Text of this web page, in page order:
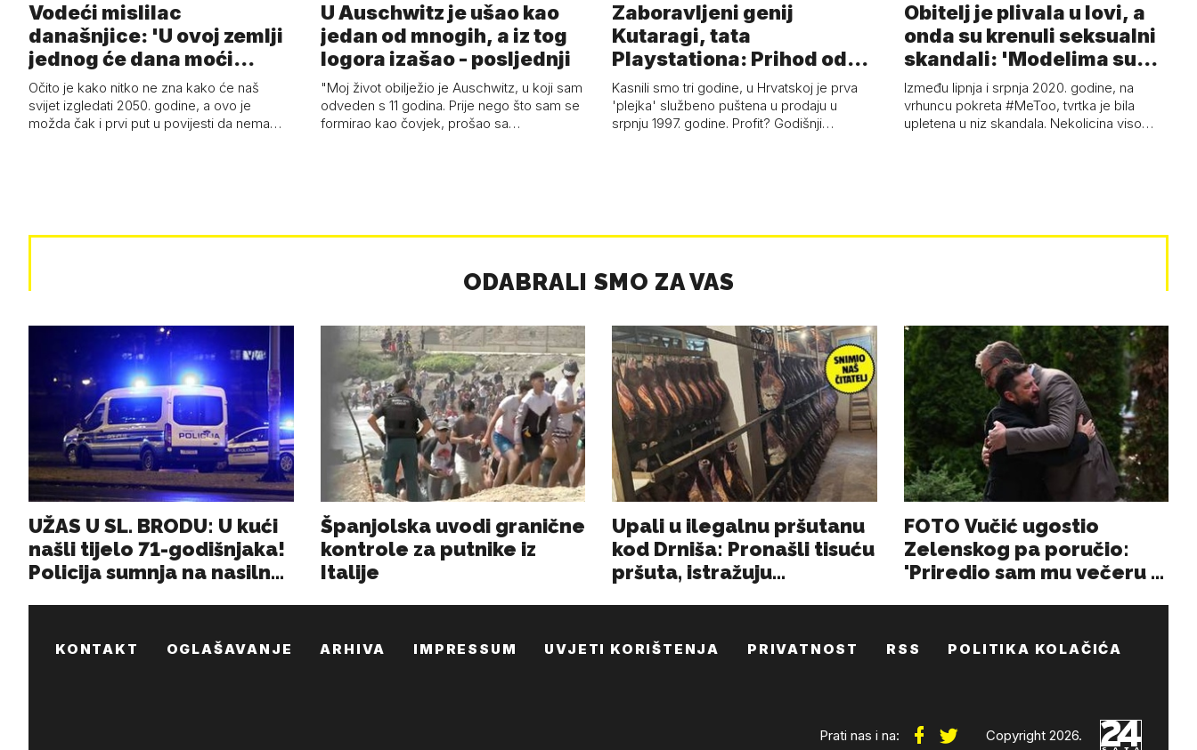
Vodeći mislilac
današnjice: 'U ovoj zemlji
jednog će dana moći
razviti i superl…
Očito je kako nitko ne zna kako će naš
svijet izgledati 2050. godine, a ovo je
možda čak i prvi put u povijesti da nema…
U Auschwitz je ušao kao
jedan od mnogih, a iz tog
logora izašao - posljednji
"Moj život obilježio je Auschwitz, u koji sam
odveden s 11 godina. Prije nego što sam se
formirao kao čovjek, prošao sa…
Zaboravljeni genij
Kutaragi, tata
Playstationa: Prihod od
'plejke' kao hrvatski…
Kasnili smo tri godine, u Hrvatskoj je prva
'plejka' službeno puštena u prodaju u
srpnju 1997. godine. Profit? Godišnji…
Obitelj je plivala u lovi, a
onda su krenuli seksualni
skandali: 'Modelima su
s…
Između lipnja i srpnja 2020. godine, na
vrhuncu pokreta #MeToo, tvrtka je bila
upletena u niz skandala. Nekolicina viso…
KONTAKT OGLAŠAVANJE ARHIVA IMPRESSUM UVJETI KORIŠTENJA PRIVATNOST RSS POLITIKA KOLAČIĆA
Prati nas i na: Copyright 2026.